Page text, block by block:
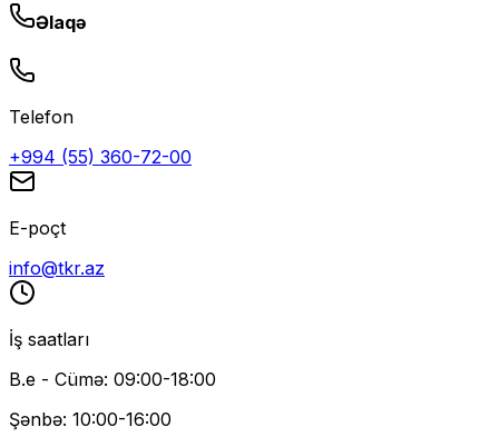
Əlaqə
Telefon
+994 (55) 360-72-00
E-poçt
info@tkr.az
İş saatları
B.e - Cümə: 09:00-18:00
Şənbə: 10:00-16:00